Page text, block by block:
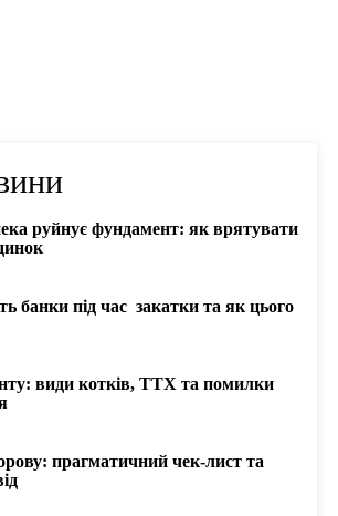
руйнує фундамент: як врятувати
банки під час закатки та як цього
види котків, ТТХ та помилки
прагматичний чек-лист та